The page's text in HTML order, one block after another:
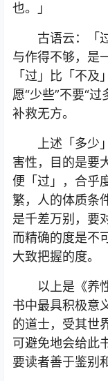
也。」
古语云：「
与作得不够，是
「过」比「不
愿“少些”不要“
补救无方。
上述「多
害性，目的是要
便「过」，合乎
繁，人的体质条
是千差万别，要
而精确的度是不
大致把握的度。
以上是《养
书中最具积极意
的道士，受其世
可避免地会给此
要读者善于鉴别